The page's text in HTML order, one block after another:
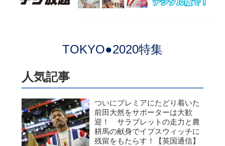
TOKYO●2020特集
人気記事
ついにプレミアにたどり着いた
前田大然をサポーターは大歓
迎！ サラブレットの走力と農
耕馬の献身でイプスウィッチに
残留をもたらす！【英国通信】